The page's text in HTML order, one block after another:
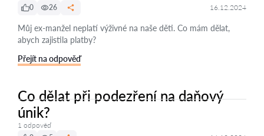
0
26 16.12.2024
Můj ex-manžel neplatí výživné na naše děti. Co mám dělat,
abych zajistila platby?
Přejít na odpověď
Co dělat při podezření na daňový
únik?
1 odpověď